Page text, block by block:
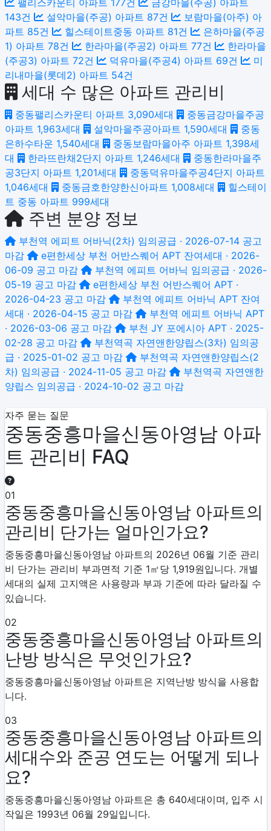
143건
설악마을(주공) 아파트 87건
보람마을(아주) 아
파트 85건 힐스테이트중동 아파트 81건
은하마을(주공
1) 아파트 78건 한라마을(주공2) 아파트 77건
한라마을
(주공3) 아파트 72건 덕유마을(주공4) 아파트 69건
미
리내마을(롯데2) 아파트 54건
세대 수 많은 아파트 관리비
중동팰리스카운티 아파트 3,090세대
중동금강마을주공
아파트 1,963세대 설악마을주공아파트 1,590세대
중동
은하수타운 1,540세대 중동보람마을아주 아파트 1,398세
대
한라뜨란채2단지 아파트 1,246세대
중동한라마을주
공3단지 아파트 1,201세대
중동덕유마을주공4단지 아파트
1,046세대
중동금호한양한신아파트 1,008세대
힐스테이
트 중동 아파트 999세대
주변 분양 정보
부천역 에피트 어바닉(2차) 임의공급 · 2026-07-14 공고
마감
e편한세상 부천 어반스퀘어 APT 잔여세대 · 2026-
06-09 공고 마감 부천역 에피트 어바닉 임의공급 · 2026-
05-19 공고 마감 e편한세상 부천 어반스퀘어 APT ·
2026-04-23 공고 마감 부천역 에피트 어바닉 APT 잔여
세대 · 2026-04-15 공고 마감 부천역 에피트 어바닉 APT
· 2026-03-06 공고 마감 부천 JY 포에시아 APT · 2025-
02-28 공고 마감 부천역곡 자연앤한양립스(3차) 임의공
급 · 2025-01-02 공고 마감
부천역곡 자연앤한양립스(2
차) 임의공급 · 2024-11-05 공고 마감
부천역곡 자연앤한
양립스 임의공급 · 2024-10-02 공고 마감
자주 묻는 질문
중동중흥마을신동아영남 아파
트 관리비 FAQ
01
중동중흥마을신동아영남 아파트의
관리비 단가는 얼마인가요?
중동중흥마을신동아영남 아파트의 2026년 06월 기준 관리
비 단가는 관리비 부과면적 기준 1㎡당 1,919원입니다. 개별
세대의 실제 고지액은 사용량과 부과 기준에 따라 달라질 수
있습니다.
02
중동중흥마을신동아영남 아파트의
난방 방식은 무엇인가요?
중동중흥마을신동아영남 아파트은 지역난방 방식을 사용합
니다.
03
중동중흥마을신동아영남 아파트의
세대수와 준공 연도는 어떻게 되나
요?
중동중흥마을신동아영남 아파트은 총 640세대이며, 입주 시
작일은 1993년 06월 29일입니다.